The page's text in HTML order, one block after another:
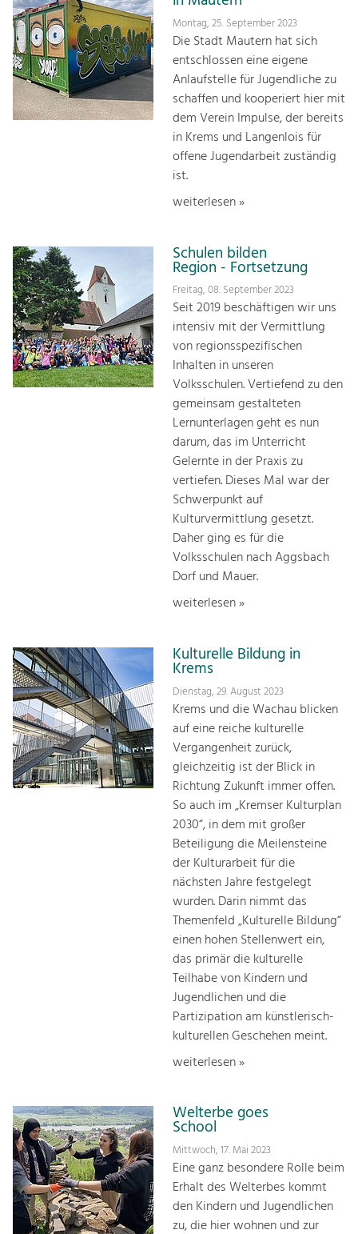
Montag, 25. September 2023
Die Stadt Mautern hat sich
entschlossen eine eigene
Anlaufstelle für Jugendliche zu
schaffen und kooperiert hier mit
dem Verein Impulse, der bereits
in Krems und Langenlois für
offene Jugendarbeit zuständig
ist.
weiterlesen »
Schulen bilden
Region - Fortsetzung
Freitag, 08. September 2023
Seit 2019 beschäftigen wir uns
intensiv mit der Vermittlung
von regionsspezifischen
Inhalten in unseren
Volksschulen. Vertiefend zu den
gemeinsam gestalteten
Lernunterlagen geht es nun
darum, das im Unterricht
Gelernte in der Praxis zu
vertiefen. Dieses Mal war der
Schwerpunkt auf
Kulturvermittlung gesetzt.
Daher ging es für die
Volksschulen nach Aggsbach
Dorf und Mauer.
weiterlesen »
Kulturelle Bildung in
Krems
Dienstag, 29. August 2023
Krems und die Wachau blicken
auf eine reiche kulturelle
Vergangenheit zurück,
gleichzeitig ist der Blick in
Richtung Zukunft immer offen.
So auch im „Kremser Kulturplan
2030“, in dem mit großer
Beteiligung die Meilensteine
der Kulturarbeit für die
nächsten Jahre festgelegt
wurden. Darin nimmt das
Themenfeld „Kulturelle Bildung“
einen hohen Stellenwert ein,
das primär die kulturelle
Teilhabe von Kindern und
Jugendlichen und die
Partizipation am künstlerisch-
kulturellen Geschehen meint.
weiterlesen »
Welterbe goes
School
Mittwoch, 17. Mai 2023
Eine ganz besondere Rolle beim
Erhalt des Welterbes kommt
den Kindern und Jugendlichen
zu, die hier woh­nen und zur